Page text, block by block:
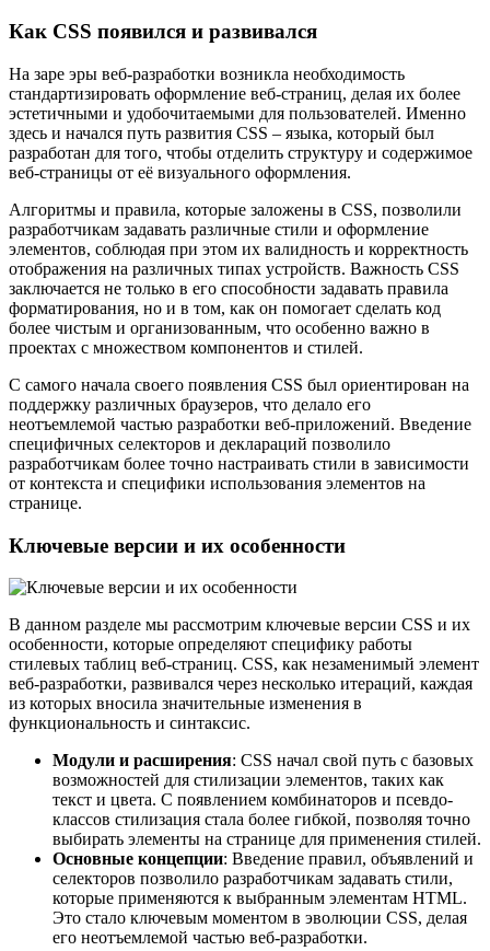
Как CSS появился и развивался
На заре эры веб-разработки возникла необходимость
стандартизировать оформление веб-страниц, делая их более
эстетичными и удобочитаемыми для пользователей. Именно
здесь и начался путь развития CSS – языка, который был
разработан для того, чтобы отделить структуру и содержимое
веб-страницы от её визуального оформления.
Алгоритмы и правила, которые заложены в CSS, позволили
разработчикам задавать различные стили и оформление
элементов, соблюдая при этом их валидность и корректность
отображения на различных типах устройств. Важность CSS
заключается не только в его способности задавать правила
форматирования, но и в том, как он помогает сделать код
более чистым и организованным, что особенно важно в
проектах с множеством компонентов и стилей.
С самого начала своего появления CSS был ориентирован на
поддержку различных браузеров, что делало его
неотъемлемой частью разработки веб-приложений. Введение
специфичных селекторов и деклараций позволило
разработчикам более точно настраивать стили в зависимости
от контекста и специфики использования элементов на
странице.
Ключевые версии и их особенности
В данном разделе мы рассмотрим ключевые версии CSS и их
особенности, которые определяют специфику работы
стилевых таблиц веб-страниц. CSS, как незаменимый элемент
веб-разработки, развивался через несколько итераций, каждая
из которых вносила значительные изменения в
функциональность и синтаксис.
Модули и расширения: CSS начал свой путь с базовых
возможностей для стилизации элементов, таких как
текст и цвета. С появлением комбинаторов и псевдо-
классов стилизация стала более гибкой, позволяя точно
выбирать элементы на странице для применения стилей.
Основные концепции: Введение правил, объявлений и
селекторов позволило разработчикам задавать стили,
которые применяются к выбранным элементам HTML.
Это стало ключевым моментом в эволюции CSS, делая
его неотъемлемой частью веб-разработки.